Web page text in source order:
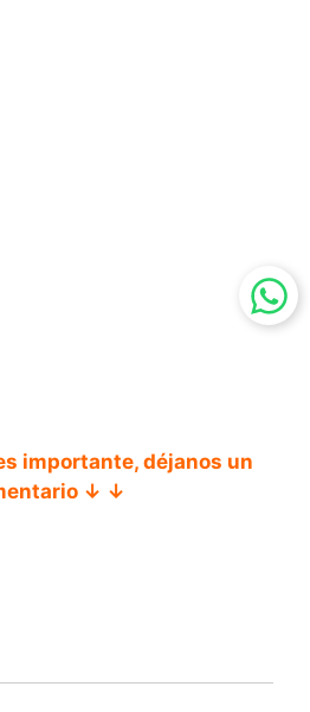
importante, déjanos un
↓ ↓